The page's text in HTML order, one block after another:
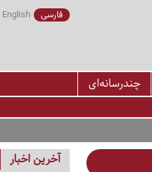
فارسی English
چندرسانه‌ای
آخرین اخبار